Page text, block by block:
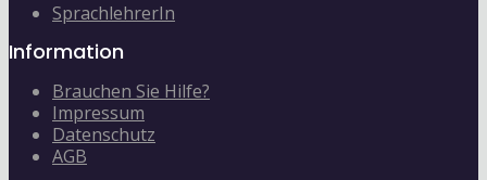
SprachlehrerIn
Information
Brauchen Sie Hilfe?
Impressum
Datenschutz
AGB